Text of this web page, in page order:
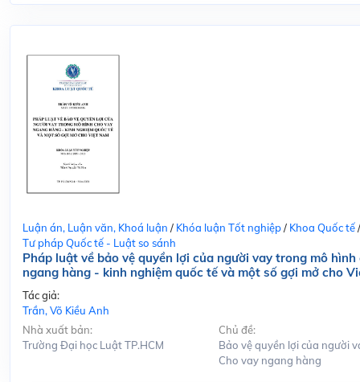
Luận án, Luận văn, Khoá luận / Khóa luận Tốt nghiệp/ Khoa Quốc tế/
Tư pháp Quốc tế - Luật so sánh
Pháp luật về bảo vệ quyền lợi của người vay trong mô hình
ngang hàng - kinh nghiệm quốc tế và một số gợi mở cho
Tác giả:
Trần, Võ Kiều Anh
Nhà xuất bản:
Trường Đại học Luật TP.HCM
Chủ đề:
Bảo vệ quyền lợi của người
Cho vay ngang hàng